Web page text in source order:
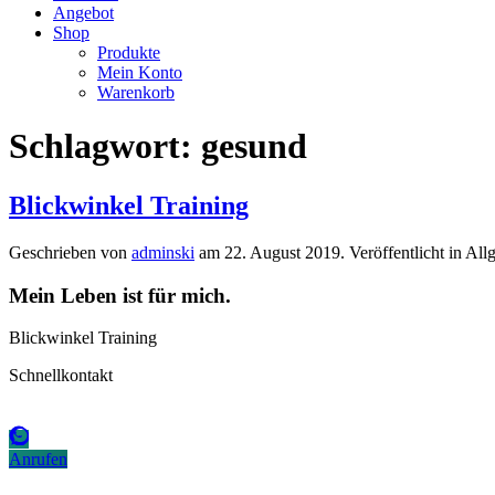
Angebot
Shop
Produkte
Mein Konto
Warenkorb
Schlagwort: gesund
Blickwinkel Training
Geschrieben von adminski am 22. August 2019. Veröffentlicht in
Mein Leben ist für mich.
Blickwinkel Training
Schnellkontakt
Anrufen